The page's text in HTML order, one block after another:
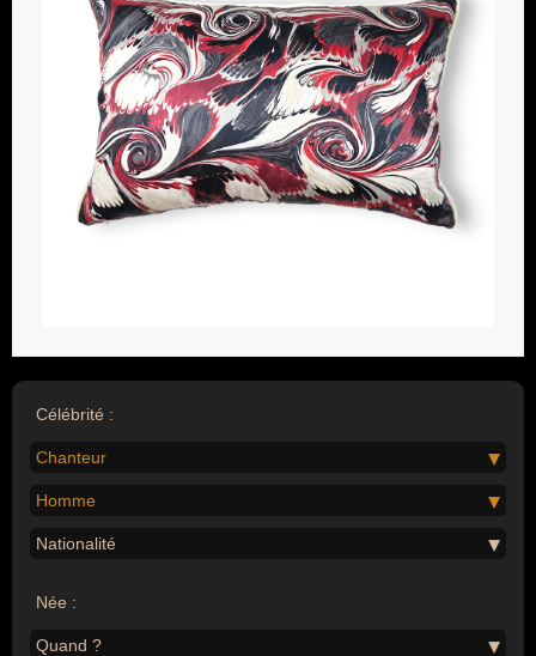
Célébrité :
Chanteur
Homme
Nationalité
Née :
Quand ?